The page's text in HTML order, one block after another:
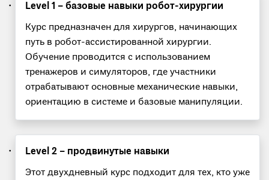
Level 1 – базовые навыки робот-хирургии
Курс предназначен для хирургов, начинающих
путь в робот-ассистированной хирургии.
Обучение проводится с использованием
тренажеров и симуляторов, где участники
отрабатывают основные механические навыки,
ориентацию в системе и базовые манипуляции.
Level 2 – продвинутые навыки
Этот двухдневный курс подходит для тех, кто уже